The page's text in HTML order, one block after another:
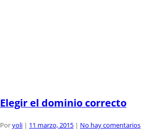
Elegir el dominio correcto
Poryoli | 11 marzo, 2015 | No hay comentarios